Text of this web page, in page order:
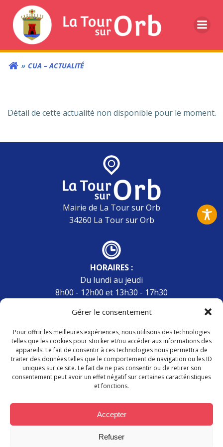
Gérer le consentement
Pour offrir les meilleures expériences, nous utilisons des technologies
telles que les cookies pour stocker et/ou accéder aux informations des
appareils. Le fait de consentir à ces technologies nous permettra de
traiter des données telles que le comportement de navigation ou les ID
uniques sur ce site. Le fait de ne pas consentir ou de retirer son
consentement peut avoir un effet négatif sur certaines caractéristiques
et fonctions.
Accepter
Refuser
contenu
CUA – ACTUALITÉ
Détail de cette actualité non disponible pour le moment.
Mairie de La Tour sur Orb
34260 La Tour sur Orb
HORAIRES :
Du lundi au jeudi
8h00 - 12h00 et 13h30 - 17h30
8h00 - 12h00 et 13h30 - 16h30
CONTACT :
04 67 95 05 44
mairie.latoursurorb@orange.fr
© 2026 Mairie de La Tour sur Orb. Un service proposé